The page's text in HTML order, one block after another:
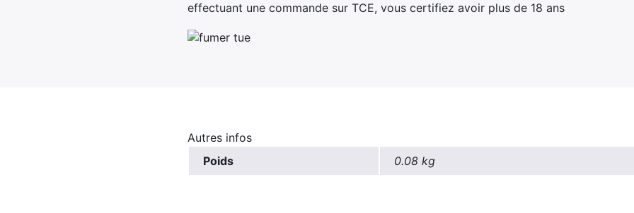
effectuant une commande sur TCE, vous certifiez avoir plus de 18 ans
Autres infos
Poids
0.08 kg